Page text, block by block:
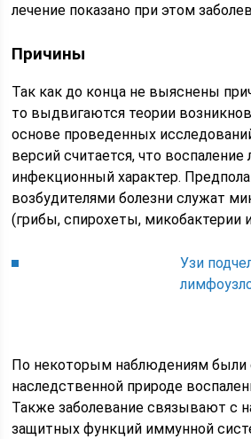
лечение показано при этом
Причины
Так как до конца не выяснены
то выдвигаются теории
основе проведенных
версий считается, что
инфекционный характер.
возбудителями болезни служат
(грибы, спирохеты, микобактерии
Узи
По некоторым наблюдениям
наследственной природе
Также заболевание связывают с
защитных функций иммунной